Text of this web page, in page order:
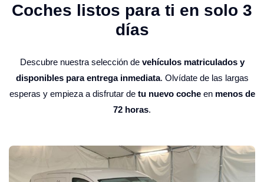
Coches listos para ti en solo 3
días​
Descubre nuestra selección de vehículos matriculados y
disponibles para entrega inmediata. Olvídate de las largas
esperas y empieza a disfrutar de tu nuevo cocheen menos de
72 horas.